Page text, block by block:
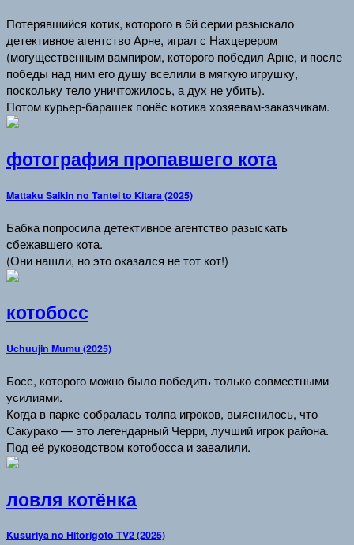
Потерявшийся котик, которого в 6й серии разыскало
детективное агентство Арне, играл с Нахцерером
(могущественным вампиром, которого победил Арне, и после
победы над ним его душу вселили в мягкую игрушку,
поскольку тело уничтожилось, а дух не убить).
Потом курьер-барашек понёс котика хозяевам-заказчикам.
фотография пропавшего кота
Mattaku Saikin no Tantei to Kitara (2025)
Бабка попросила детективное агентство разыскать
сбежавшего кота.
(Они нашли, но это оказался не тот кот!)
котобосс
Uchuujin Mumu (2025)
Босс, которого можно было победить только совместными
усилиями.
Когда в парке собралась толпа игроков, выяснилось, что
Сакурако — это легендарный Черри, лучший игрок района.
Под её руководством котобосса и завалили.
ловля котёнка
Kusuriya no Hitorigoto TV2 (2025)